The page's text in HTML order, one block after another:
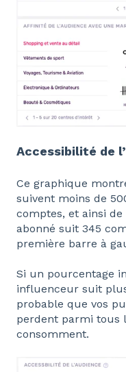
Accessibilité de
Ce graphique
suivent moins de
comptes, et ainsi
abonné suit 345
première barre à
Si un pourcentage
influenceur suit
probable que vos
perdent parmi tous
consomment.